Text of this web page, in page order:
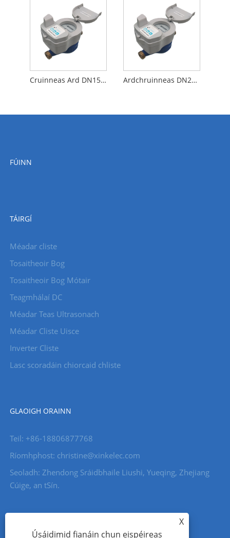
Cruinneas Ard DN15- Méadar Uisce Meicniúil Chliste Gan Sreang LoRa le haghaidh Úsáid Tionscail Ardchruinneas DN20-LoRa Méadar Uisce Meicniúil Chliste Gan Sreang le haghaidh Úsáid Industrail
FÚINN
TÁIRGÍ
Méadar cliste
Tosaitheoir Bog
Tosaitheoir Bog Mótair
Teagmhálaí DC
Méadar Teas Ultrasonach
Méadar Cliste Uisce
Inverter Cliste
Lasc scoradáin chiorcaid chliste
GLAOIGH ORAINN
Teil: +86-18806877768
Ríomhphost: christine@xinkelec.com
Seoladh: Zhendong Sráidbhaile Liushi, Yueqing, Zhejiang
Cúige, an tSín.
X
Úsáidimid fianáin chun eispéireas